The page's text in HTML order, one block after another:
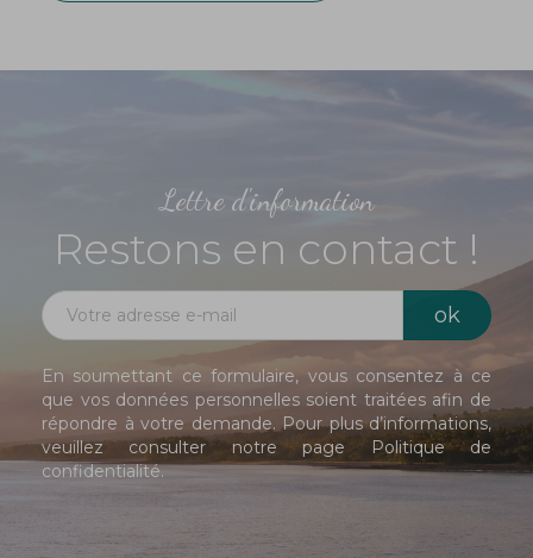
Lettre d'information
Restons en contact !
En soumettant ce formulaire, vous consentez à ce
que vos données personnelles soient traitées afin de
répondre à votre demande. Pour plus d’informations,
veuillez consulter notre page Politique de
confidentialité.